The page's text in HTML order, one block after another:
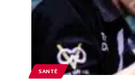
SANTÉ